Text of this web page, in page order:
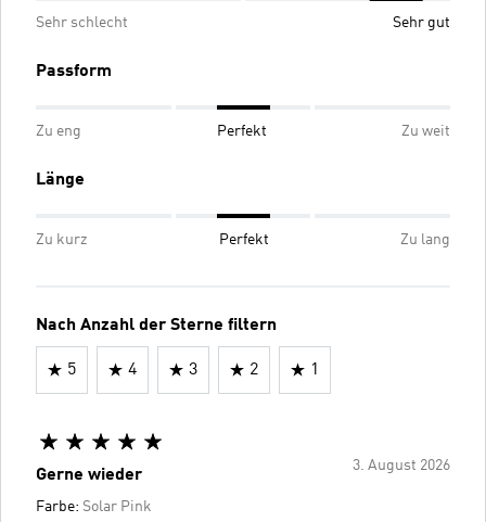
Sehr schlecht Sehr gut
Passform
Zu eng Perfekt Zu weit
Länge
Zu kurz Perfekt Zu lang
Nach Anzahl der Sterne filtern
5 4 3 2 1
3. August 2026
Gerne wieder
Farbe: Solar Pink